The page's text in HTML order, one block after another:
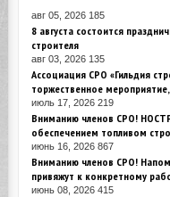
авг 05, 2026 185
8 августа состоится
строителя
авг 03, 2026 135
Ассоциация СРО «Гильдия
торжественное
июль 17, 2026 219
Вниманию членов СРО!
обеспечением топливом
июнь 16, 2026 867
Вниманию членов СРО!
привяжут к конкретному
июнь 08, 2026 415